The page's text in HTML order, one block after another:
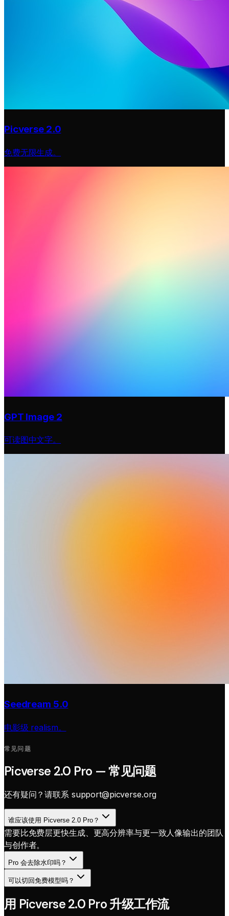
Picverse 2.0
免费无限生成。
GPT Image 2
可读图中文字。
Seedream 5.0
电影级 realism。
常见问题
Picverse 2.0 Pro — 常见问题
还有疑问？请联系 support@picverse.org
谁应该使用 Picverse 2.0 Pro？
需要比免费层更快生成、更高分辨率与更一致人像输出的团队
与创作者。
Pro 会去除水印吗？
可以切回免费模型吗？
用 Picverse 2.0 Pro 升级工作流